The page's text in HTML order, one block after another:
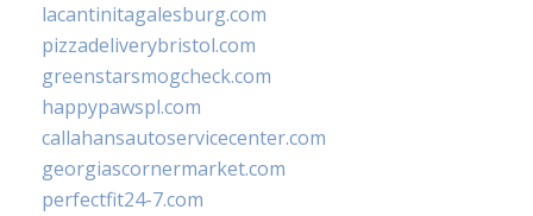
lacantinitagalesburg.com
pizzadeliverybristol.com
greenstarsmogcheck.com
happypawspl.com
callahansautoservicecenter.com
georgiascornermarket.com
perfectfit24-7.com